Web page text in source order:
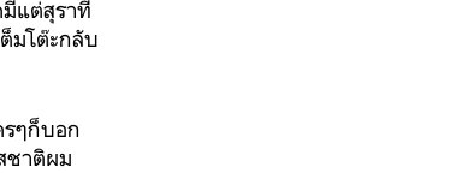
แต่สุราที่
มโต๊ะกลับ
ๆก็บอก
ชาติผม